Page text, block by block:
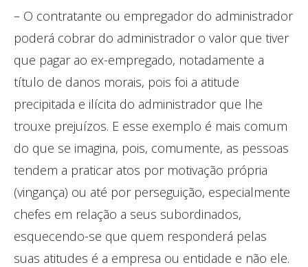
– O contratante ou empregador do administrador
poderá cobrar do administrador o valor que tiver
que pagar ao ex-empregado, notadamente a
título de danos morais, pois foi a atitude
precipitada e ilícita do administrador que lhe
trouxe prejuízos. E esse exemplo é mais comum
do que se imagina, pois, comumente, as pessoas
tendem a praticar atos por motivação própria
(vingança) ou até por perseguição, especialmente
chefes em relação a seus subordinados,
esquecendo-se que quem responderá pelas
suas atitudes é a empresa ou entidade e não ele.